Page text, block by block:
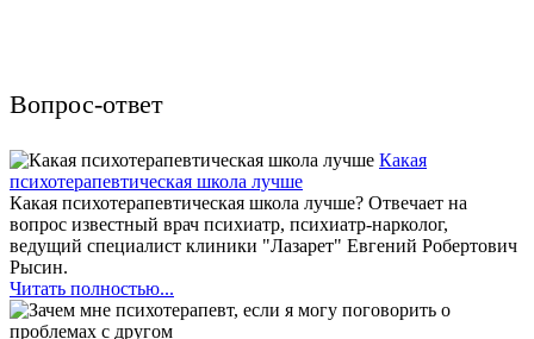
Вопрос-ответ
Какая
психотерапевтическая школа лучше
Какая психотерапевтическая школа лучше? Отвечает на
вопрос известный врач психиатр, психиатр-нарколог,
ведущий специалист клиники "Лазарет" Евгений Робертович
Рысин.
Читать полностью...